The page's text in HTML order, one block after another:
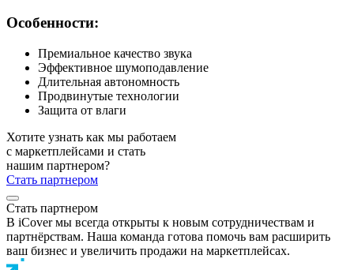
Особенности:
Премиальное качество звука
Эффективное шумоподавление
Длительная автономность
Продвинутые технологии
Защита от влаги
Хотите узнать как мы работаем
с маркетплейсами и стать
нашим партнером?
Стать партнером
Стать партнером
В iCover мы всегда открыты к новым сотрудничествам и
партнёрствам. Наша команда готова помочь вам расширить
ваш бизнес и увеличить продажи на маркетплейсах.